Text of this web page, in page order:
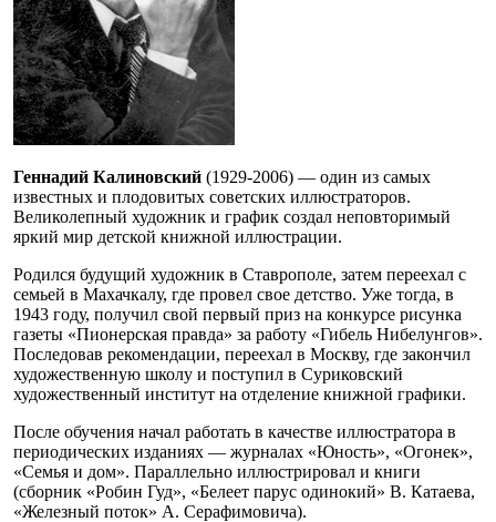
Геннадий Калиновский (1929-2006) — один из самых
известных и плодовитых советских иллюстраторов.
Великолепный художник и график создал неповторимый
яркий мир детской книжной иллюстрации.
Родился будущий художник в Ставрополе, затем переехал с
семьей в Махачкалу, где провел свое детство. Уже тогда, в
1943 году, получил свой первый приз на конкурсе рисунка
газеты «Пионерская правда» за работу «Гибель Нибелунгов».
Последовав рекомендации, переехал в Москву, где закончил
художественную школу и поступил в Суриковский
художественный институт на отделение книжной графики.
После обучения начал работать в качестве иллюстратора в
периодических изданиях — журналах «Юность», «Огонек»,
«Семья и дом». Параллельно иллюстрировал и книги
(сборник «Робин Гуд», «Белеет парус одинокий» В. Катаева,
«Железный поток» А. Серафимовича).